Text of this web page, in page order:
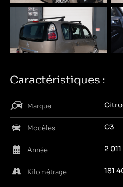
Caractéristiques :
Marque
Modèles C3
Année 2 011
Kilométrage 181